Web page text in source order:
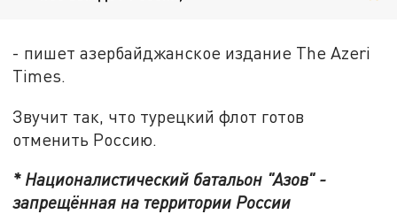
- пишет азербайджанское издание The Azeri
Times.
Звучит так, что турецкий флот готов
отменить Россию.
* Националистический батальон "Азов" -
запрещённая на территории России